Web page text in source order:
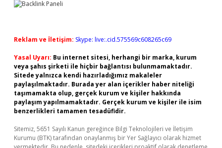
Reklam ve İletişim: Skype: live:.cid.575569c608265c69
Yasal Uyarı: Bu internet sitesi, herhangi bir marka, kurum
veya şahıs şirketi ile hiçbir bağlantısı bulunmamaktadır.
Sitede yalnızca kendi hazırladığımız makaleler
paylaşılmaktadır. Burada yer alan içerikler haber niteliği
taşımamakta olup, gerçek kurum ve kişiler hakkında
paylaşım yapılmamaktadır. Gerçek kurum ve kişiler ile isim
benzerlikleri tamamen tesadüfidir.
Sitemiz, 5651 Sayılı Kanun gereğince Bilgi Teknolojileri ve İletişim
Kurumu (BTK) tarafından onaylanmış bir Yer Sağlayıcı olarak hizmet